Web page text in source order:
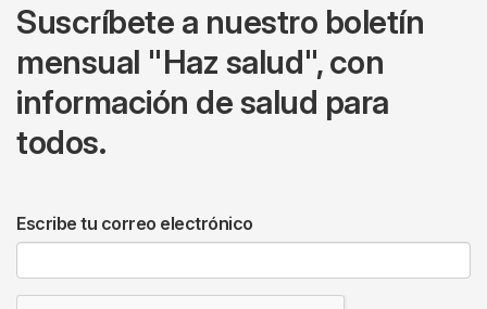
Suscríbete a nuestro boletín
mensual "Haz salud", con
información de salud para
todos.
Escribe tu correo electrónico